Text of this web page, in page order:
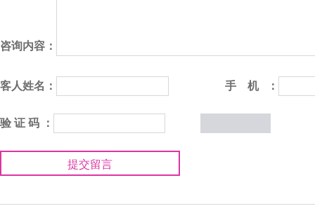
咨询内容：
客人姓名： 手 机 ：
验 证 码 ：
提交留言